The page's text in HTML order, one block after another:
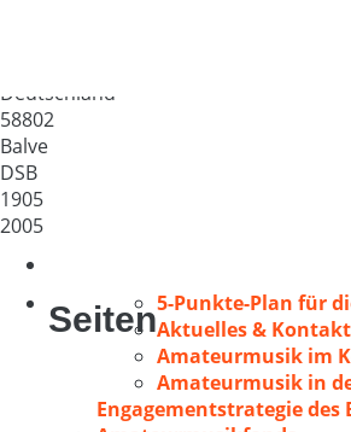
Deutschland
58802
Balve
DSB
1905
2005
Seiten5-Punkte-Plan für
Aktuelles & Kontakt
Amateurmusik im
Amateurmusik in
Engagementstrategie des